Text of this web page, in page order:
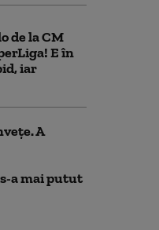
de la CM
E în
iar
A
a mai putut